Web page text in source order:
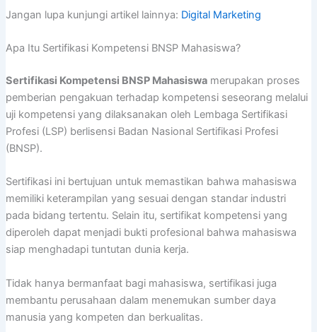
Jangan lupa kunjungi artikel lainnya: Digital Marketing
Apa Itu Sertifikasi Kompetensi BNSP Mahasiswa?
Sertifikasi Kompetensi BNSP Mahasiswamerupakan proses
pemberian pengakuan terhadap kompetensi seseorang melalui
uji kompetensi yang dilaksanakan oleh Lembaga Sertifikasi
Profesi (LSP) berlisensi Badan Nasional Sertifikasi Profesi
(BNSP).
Sertifikasi ini bertujuan untuk memastikan bahwa mahasiswa
memiliki keterampilan yang sesuai dengan standar industri
pada bidang tertentu. Selain itu, sertifikat kompetensi yang
diperoleh dapat menjadi bukti profesional bahwa mahasiswa
siap menghadapi tuntutan dunia kerja.
Tidak hanya bermanfaat bagi mahasiswa, sertifikasi juga
membantu perusahaan dalam menemukan sumber daya
manusia yang kompeten dan berkualitas.